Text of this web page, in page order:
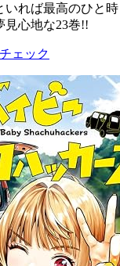
いれば最高のひと
心地な23巻!!
ェック